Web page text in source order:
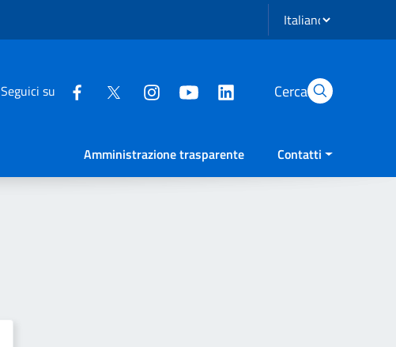
Seleziona lingua
Seguici su Cerca
Amministrazione trasparente Contatti